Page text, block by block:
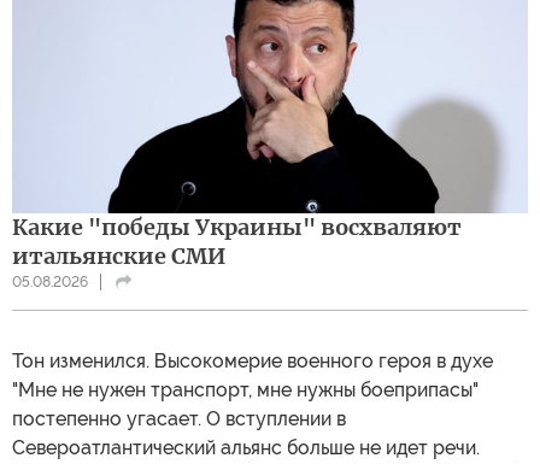
Какие "победы Украины" восхваляют
итальянские СМИ
05.08.2026
Тон изменился. Высокомерие военного героя в духе
"Мне не нужен транспорт, мне нужны боеприпасы"
постепенно угасает. О вступлении в
Североатлантический альянс больше не идет речи.